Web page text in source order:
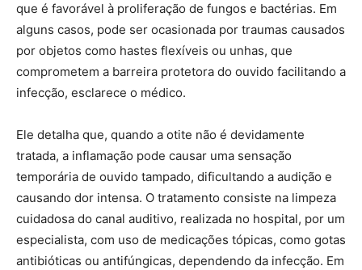
que é favorável à proliferação de fungos e bactérias. Em
alguns casos, pode ser ocasionada por traumas causados
por objetos como hastes flexíveis ou unhas, que
comprometem a barreira protetora do ouvido facilitando a
infecção, esclarece o médico.
Ele detalha que, quando a otite não é devidamente
tratada, a inflamação pode causar uma sensação
temporária de ouvido tampado, dificultando a audição e
causando dor intensa. O tratamento consiste na limpeza
cuidadosa do canal auditivo, realizada no hospital, por um
especialista, com uso de medicações tópicas, como gotas
antibióticas ou antifúngicas, dependendo da infecção. Em